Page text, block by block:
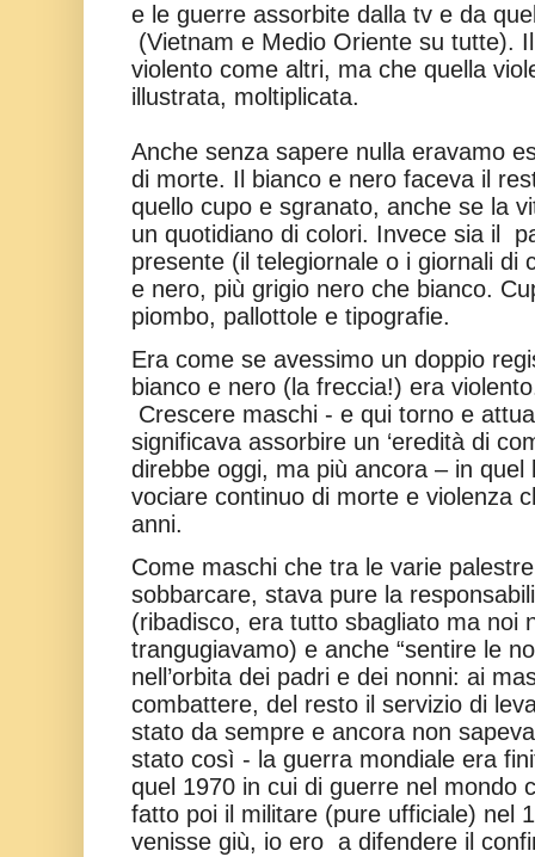
e le guerre assorbite dalla tv e da
(Vietnam e Medio Oriente su tutte).
violento come altri, ma che quella
illustrata, moltiplicata.
Anche senza sapere nulla eravamo
di morte. Il bianco e nero faceva il
quello cupo e sgranato, anche se la
un quotidiano di colori. Invece sia il
presente (il telegiornale o i giornali di
e nero, più grigio nero che bianco.
piombo, pallottole e tipografie.
Era come se avessimo un doppio
bianco e nero (la freccia!) era
Crescere maschi - e qui torno e
significava assorbire un ‘eredità di
direbbe oggi, ma più ancora – in quel
vociare continuo di morte e violenza
anni.
Come maschi che tra le varie
sobbarcare, stava pure la
(ribadisco, era tutto sbagliato ma noi
trangugiavamo) e anche “sentire le
nell’orbita dei padri e dei nonni: ai
combattere, del resto il servizio di
stato da sempre e ancora non
stato così - la guerra mondiale era
quel 1970 in cui di guerre nel mondo
fatto poi il militare (pure ufficiale) nel
venisse giù, io ero a difendere il